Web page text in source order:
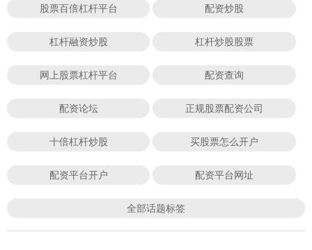
股票百倍杠杆平台 配资炒股
杠杆融资炒股 杠杆炒股股票
网上股票杠杆平台 配资查询
配资论坛 正规股票配资公司
十倍杠杆炒股 买股票怎么开户
配资平台开户 配资平台网址
全部话题标签